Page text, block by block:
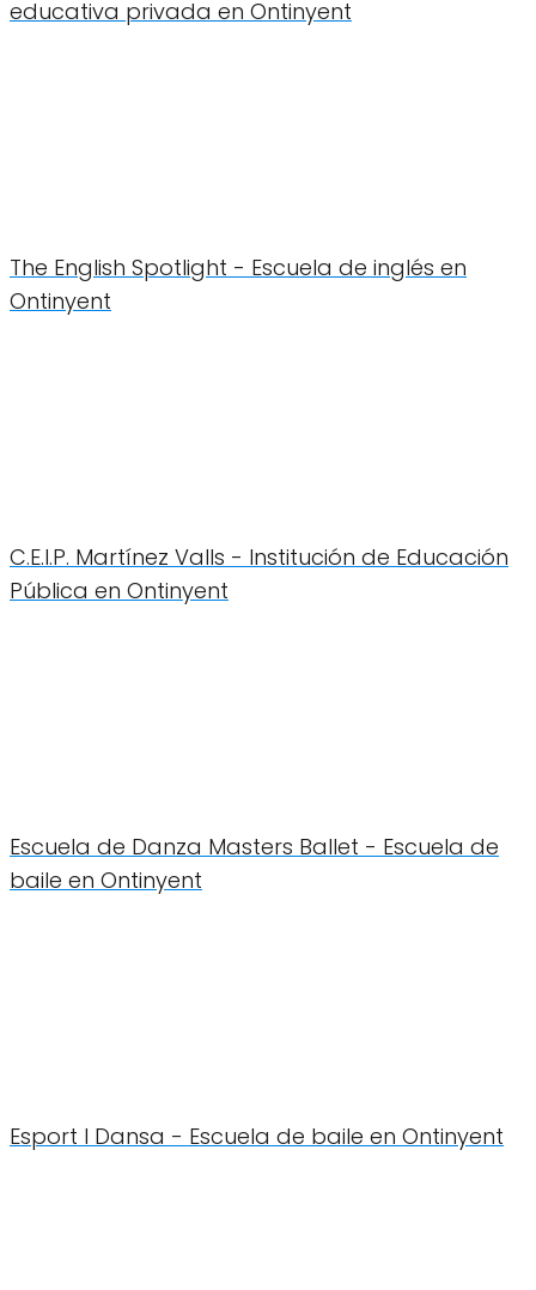
educativa privada en Ontinyent
The English Spotlight - Escuela de inglés en
Ontinyent
C.E.I.P. Martínez Valls - Institución de Educación
Pública en Ontinyent
Escuela de Danza Masters Ballet - Escuela de
baile en Ontinyent
Esport I Dansa - Escuela de baile en Ontinyent